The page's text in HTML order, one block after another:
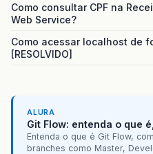
Como consultar CPF na
Web Service?
Como acessar localhost de
[RESOLVIDO]
ALURA
Git Flow: entenda o que
Entenda o que é Git Flow,
branches como Master,